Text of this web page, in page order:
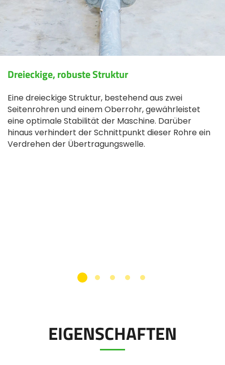
Dreieckige, robuste Struktur
Eine dreieckige Struktur, bestehend aus zwei
Seitenrohren und einem Oberrohr, gewährleistet
eine optimale Stabilität der Maschine. Darüber
hinaus verhindert der Schnittpunkt dieser Rohre ein
Verdrehen der Übertragungswelle.
EIGENSCHAFTEN